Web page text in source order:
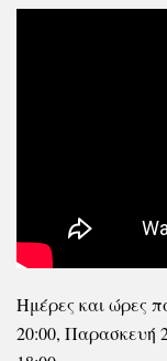
Ημέρες και ώρες
20:00, Παρασκευή